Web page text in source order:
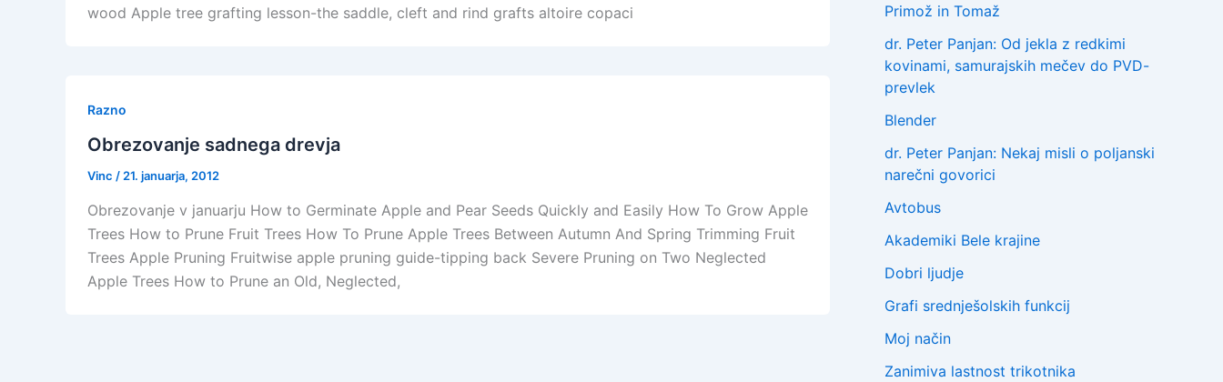
wood Apple tree grafting lesson-the saddle, cleft and rind grafts altoire copaci
Razno
Obrezovanje sadnega drevja
Vinc / 21. januarja, 2012
Obrezovanje v januarju How to Germinate Apple and Pear Seeds Quickly and Easily How To Grow Apple
Trees How to Prune Fruit Trees How To Prune Apple Trees Between Autumn And Spring Trimming Fruit
Trees Apple Pruning Fruitwise apple pruning guide-tipping back Severe Pruning on Two Neglected
Apple Trees How to Prune an Old, Neglected,
Primož in Tomaž
dr. Peter Panjan: Od jekla z redkimi
kovinami, samurajskih mečev do PVD-
prevlek
Blender
dr. Peter Panjan: Nekaj misli o poljanski
narečni govorici
Avtobus
Akademiki Bele krajine
Dobri ljudje
Grafi srednješolskih funkcij
Moj način
Zanimiva lastnost trikotnika